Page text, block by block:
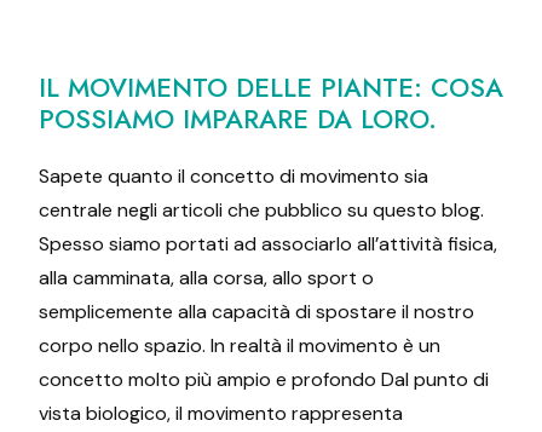
IL MOVIMENTO DELLE PIANTE: COSA
POSSIAMO IMPARARE DA LORO.
Sapete quanto il concetto di movimento sia
centrale negli articoli che pubblico su questo blog.
Spesso siamo portati ad associarlo all’attività fisica,
alla camminata, alla corsa, allo sport o
semplicemente alla capacità di spostare il nostro
corpo nello spazio. In realtà il movimento è un
concetto molto più ampio e profondo Dal punto di
vista biologico, il movimento rappresenta